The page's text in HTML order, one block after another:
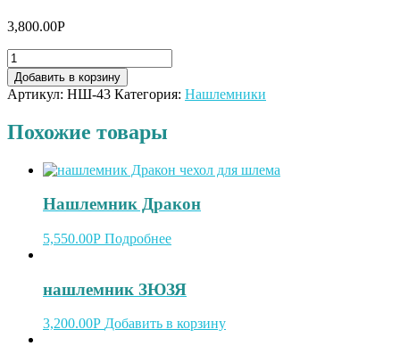
3,800.00Р
Добавить в корзину
Артикул: НШ-43 Категория: Нашлемники
Похожие товары
Нашлемник Дракон
5,550.00Р Подробнее
нашлемник ЗЮЗЯ
3,200.00Р Добавить в корзину